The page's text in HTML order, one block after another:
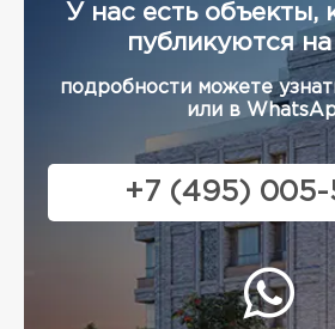
У нас есть объекты,
публикуются на
подробности можете
или в
+7 (495) 005-